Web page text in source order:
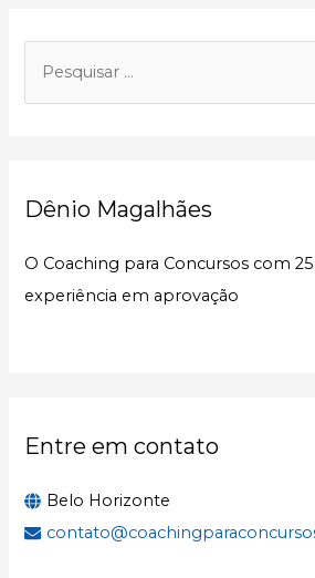
i
:
Dênio Magalhães
O Coaching para Concursos com
experiência em aprovação
Entre em contato
Belo Horizonte